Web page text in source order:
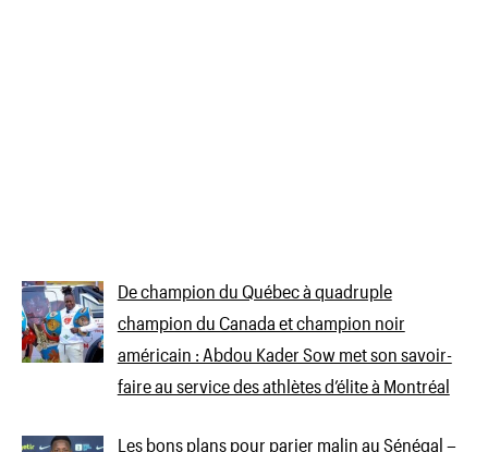
De champion du Québec à quadruple
champion du Canada et champion noir
américain : Abdou Kader Sow met son savoir-
faire au service des athlètes d’élite à Montréal
Les bons plans pour parier malin au Sénégal –